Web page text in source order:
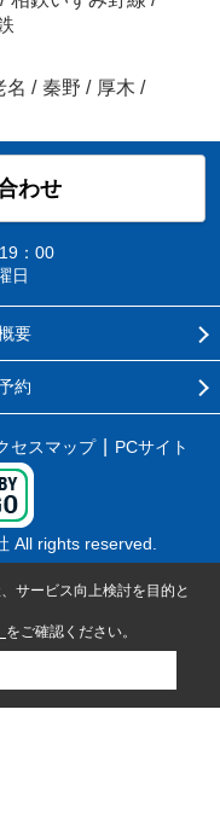
名 / 秦野 / 厚木 /
わせ
：00
日
要
約
セスマップ PCサイト
All rights reserved.
サービス向上検討を目的と
をご確認ください。